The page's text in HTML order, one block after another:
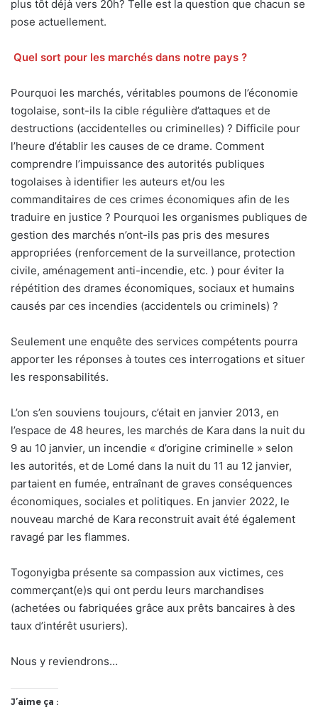
plus tôt déjà vers 20h? Telle est la question que chacun se
pose actuellement.
Quel sort pour les marchés dans notre pays ?
Pourquoi les marchés, véritables poumons de l’économie
togolaise, sont-ils la cible régulière d’attaques et de
destructions (accidentelles ou criminelles) ? Difficile pour
l’heure d’établir les causes de ce drame. Comment
comprendre l’impuissance des autorités publiques
togolaises à identifier les auteurs et/ou les
commanditaires de ces crimes économiques afin de les
traduire en justice ? Pourquoi les organismes publiques de
gestion des marchés n’ont-ils pas pris des mesures
appropriées (renforcement de la surveillance, protection
civile, aménagement anti-incendie, etc. ) pour éviter la
répétition des drames économiques, sociaux et humains
causés par ces incendies (accidentels ou criminels) ?
Seulement une enquête des services compétents pourra
apporter les réponses à toutes ces interrogations et situer
les responsabilités.
L’on s’en souviens toujours, c’était en janvier 2013, en
l’espace de 48 heures, les marchés de Kara dans la nuit du
9 au 10 janvier, un incendie « d’origine criminelle » selon
les autorités, et de Lomé dans la nuit du 11 au 12 janvier,
partaient en fumée, entraînant de graves conséquences
économiques, sociales et politiques. En janvier 2022, le
nouveau marché de Kara reconstruit avait été également
ravagé par les flammes.
Togonyigba présente sa compassion aux victimes, ces
commerçant(e)s qui ont perdu leurs marchandises
(achetées ou fabriquées grâce aux prêts bancaires à des
taux d’intérêt usuriers).
Nous y reviendrons…
J’aime ça :